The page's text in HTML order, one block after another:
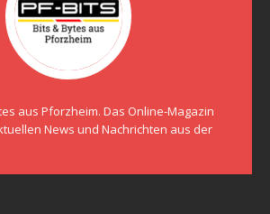
aus Pforzheim. Das Online-Magazin
News und Nachrichten aus der